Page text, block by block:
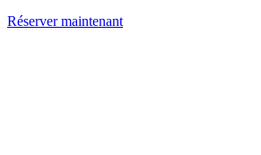
Réserver maintenant